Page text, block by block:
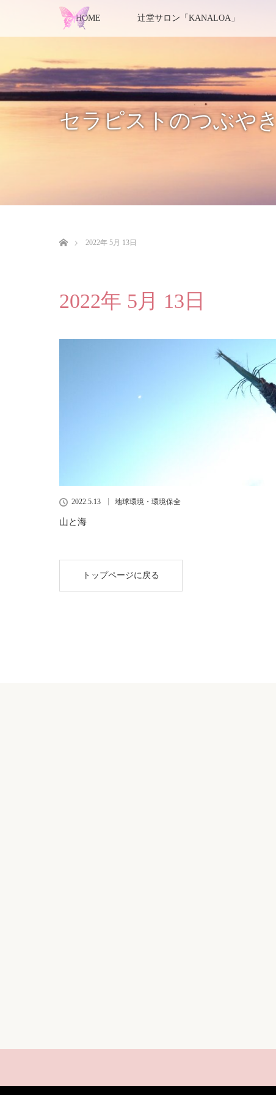
HOME 辻堂サロン「KANALOA」
セラピストのつぶやき
2022年 5月 13日
2022年 5月 13日
2022.5.13 地球環境・環境保全
山と海
トップページに戻る